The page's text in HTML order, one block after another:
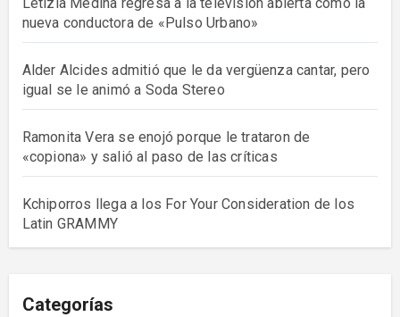
Letizia Medina regresa a la televisión abierta como la
nueva conductora de «Pulso Urbano»
Alder Alcides admitió que le da vergüenza cantar, pero
igual se le animó a Soda Stereo
Ramonita Vera se enojó porque le trataron de
«copiona» y salió al paso de las críticas
Kchiporros llega a los For Your Consideration de los
Latin GRAMMY
Categorías